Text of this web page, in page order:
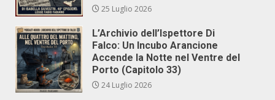
25 Luglio 2026
L’Archivio dell’Ispettore Di
Falco: Un Incubo Arancione
Accende la Notte nel Ventre del
Porto (Capitolo 33)
24 Luglio 2026